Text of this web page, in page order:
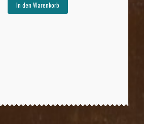
In den Warenkorb